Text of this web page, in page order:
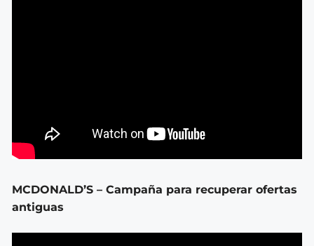
MCDONALD’S – Campaña para recuperar ofertas
antiguas